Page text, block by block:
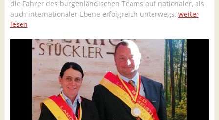
die Fahrer des burgenländischen Teams auf nationaler, als
auch internationaler Ebene erfolgreich unterwegs. weiter
lesen